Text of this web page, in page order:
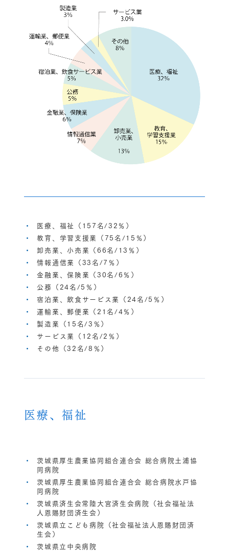
医療、福祉（157名/32％）
教育、学習支援業（75名/15％）
卸売業、小売業（66名/13％）
情報通信業（33名/7％）
金融業、保険業（30名/6％）
公務（24名/5％）
宿泊業、飲食サービス業（24名/5％）
運輸業、郵便業（21名/4％）
製造業（15名/3％）
サービス業（12名/2％）
その他（32名/8％）
医療、福祉
茨城県厚生農業協同組合連合会 総合病院土浦協
同病院
茨城県厚生農業協同組合連合会 総合病院水戸協
同病院
茨城県済生会常陸大宮済生会病院（社会福祉法
人恩賜財団済生会）
茨城県立こども病院（社会福祉法人恩賜財団済
生会）
茨城県立中央病院